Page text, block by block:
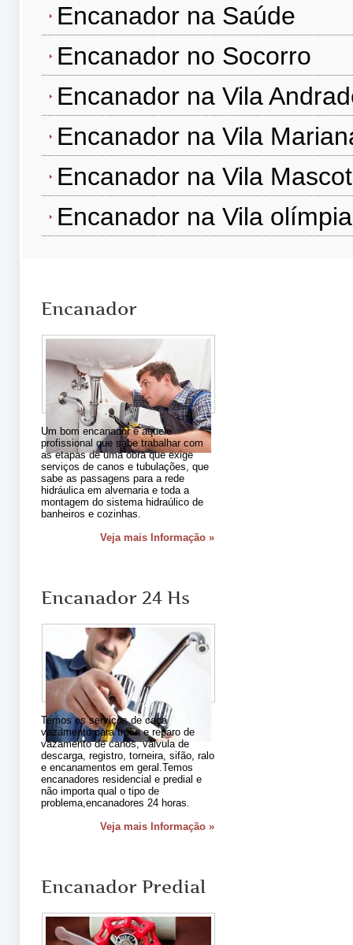
Encanador na Saúde
Encanador no Socorro
Encanador na Vila
Encanador na Vila
Encanador na Vila
Encanador na Vila olímpia
Encanador
Um bom encanador é aquele
profissional que sabe trabalhar com
as etapas de uma obra que exige
serviços de canos e tubulações, que
sabe as passagens para a rede
hidráulica em alvernaria e toda a
montagem do sistema hidraúlico de
banheiros e cozinhas.
Veja mais Informação »
Encanador 24 Hs
Temos os serviços de caça
vazamento para troca e reparo de
vazamento de canos, válvula de
descarga, registro, torneira, sifão, ralo
e encanamentos em geral.Temos
encanadores residencial e predial e
não importa qual o tipo de
problema,encanadores 24 horas.
Veja mais Informação »
Encanador Predial